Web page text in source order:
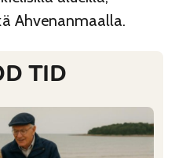
Ahvenanmaalla.
TID